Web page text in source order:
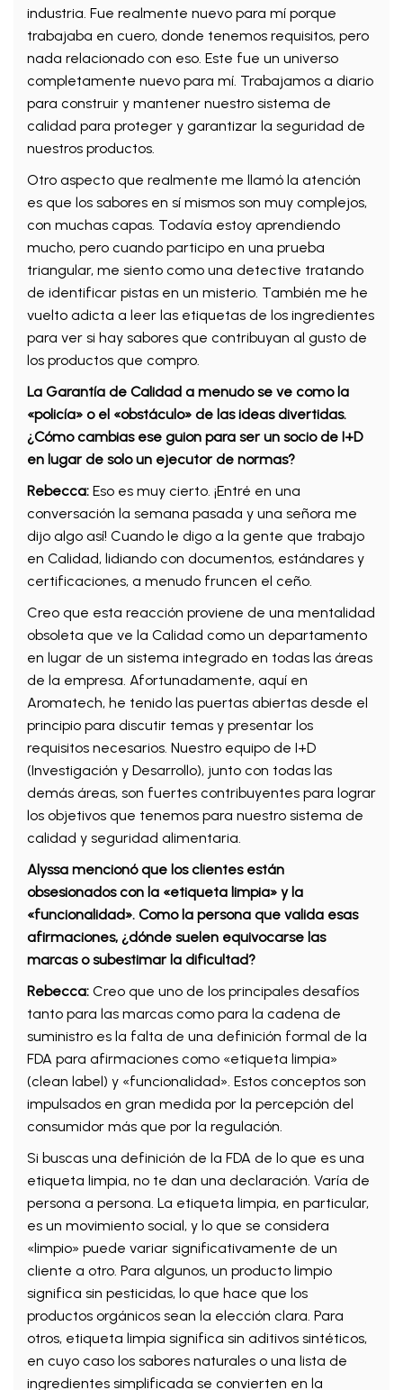
industria. Fue realmente nuevo para mí porque
trabajaba en cuero, donde tenemos requisitos, pero
nada relacionado con eso. Este fue un universo
completamente nuevo para mí. Trabajamos a diario
para construir y mantener nuestro sistema de
calidad para proteger y garantizar la seguridad de
nuestros productos.
Otro aspecto que realmente me llamó la atención
es que los sabores en sí mismos son muy complejos,
con muchas capas. Todavía estoy aprendiendo
mucho, pero cuando participo en una prueba
triangular, me siento como una detective tratando
de identificar pistas en un misterio. También me he
vuelto adicta a leer las etiquetas de los ingredientes
para ver si hay sabores que contribuyan al gusto de
los productos que compro.
La Garantía de Calidad a menudo se ve como la
«policía» o el «obstáculo» de las ideas divertidas.
¿Cómo cambias ese guion para ser un socio de I+D
en lugar de solo un ejecutor de normas?
Rebecca: Eso es muy cierto. ¡Entré en una
conversación la semana pasada y una señora me
dijo algo así! Cuando le digo a la gente que trabajo
en Calidad, lidiando con documentos, estándares y
certificaciones, a menudo fruncen el ceño.
Creo que esta reacción proviene de una mentalidad
obsoleta que ve la Calidad como un departamento
en lugar de un sistema integrado en todas las áreas
de la empresa. Afortunadamente, aquí en
Aromatech, he tenido las puertas abiertas desde el
principio para discutir temas y presentar los
requisitos necesarios. Nuestro equipo de I+D
(Investigación y Desarrollo), junto con todas las
demás áreas, son fuertes contribuyentes para lograr
los objetivos que tenemos para nuestro sistema de
calidad y seguridad alimentaria.
Alyssa mencionó que los clientes están
obsesionados con la «etiqueta limpia» y la
«funcionalidad». Como la persona que valida esas
afirmaciones, ¿dónde suelen equivocarse las
marcas o subestimar la dificultad?
Rebecca: Creo que uno de los principales desafíos
tanto para las marcas como para la cadena de
suministro es la falta de una definición formal de la
FDA para afirmaciones como «etiqueta limpia»
(clean label) y «funcionalidad». Estos conceptos son
impulsados en gran medida por la percepción del
consumidor más que por la regulación.
Si buscas una definición de la FDA de lo que es una
etiqueta limpia, no te dan una declaración. Varía de
persona a persona. La etiqueta limpia, en particular,
es un movimiento social, y lo que se considera
«limpio» puede variar significativamente de un
cliente a otro. Para algunos, un producto limpio
significa sin pesticidas, lo que hace que los
productos orgánicos sean la elección clara. Para
otros, etiqueta limpia significa sin aditivos sintéticos,
en cuyo caso los sabores naturales o una lista de
ingredientes simplificada se convierten en la